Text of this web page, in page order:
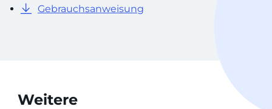
Gebrauchsanweisung
Weitere